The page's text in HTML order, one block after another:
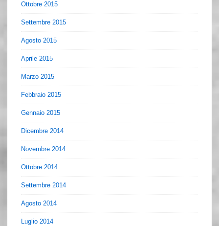
Ottobre 2015
Settembre 2015
Agosto 2015
Aprile 2015
Marzo 2015
Febbraio 2015
Gennaio 2015
Dicembre 2014
Novembre 2014
Ottobre 2014
Settembre 2014
Agosto 2014
Luglio 2014